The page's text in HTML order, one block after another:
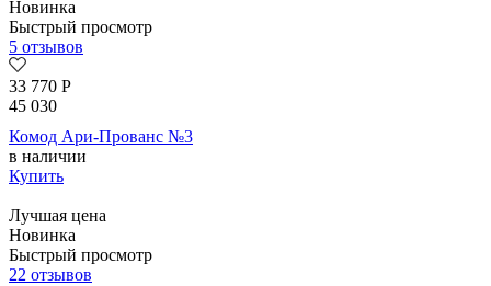
Новинка
Быстрый просмотр
5 отзывов
33 770 Р
45 030
Комод Ари-Прованс №3
в наличии
Купить
Лучшая цена
Новинка
Быстрый просмотр
22 отзывов